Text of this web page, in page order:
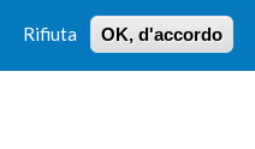
Rifiuta OK, d'accordo
RICERCA
HOME TUTTI I
LOGIN